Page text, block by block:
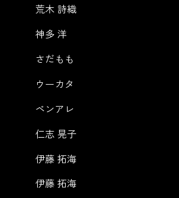
荒木 詩織
神多 洋
さだもも
ウーカタ
ペンアレ
仁志 晃子
伊藤 拓海
伊藤 拓海